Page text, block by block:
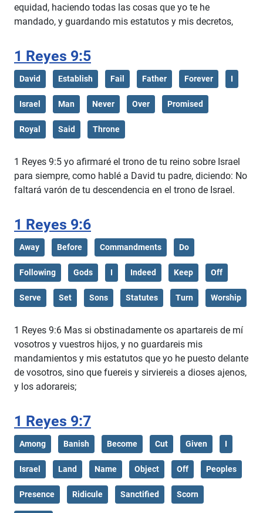
equidad, haciendo todas las cosas que yo te he
mandado, y guardando mis estatutos y mis decretos,
1 Reyes 9:5
David Establish Fail Father Forever I
Israel Man Never Over Promised
Royal Said Throne
1 Reyes 9:5 yo afirmaré el trono de tu reino sobre Israel
para siempre, como hablé a David tu padre, diciendo: No
faltará varón de tu descendencia en el trono de Israel.
1 Reyes 9:6
Away Before Commandments Do
Following Gods I Indeed Keep Off
Serve Set Sons Statutes Turn Worship
1 Reyes 9:6 Mas si obstinadamente os apartareis de mí
vosotros y vuestros hijos, y no guardareis mis
mandamientos y mis estatutos que yo he puesto delante
de vosotros, sino que fuereis y sirviereis a dioses ajenos,
y los adorareis;
1 Reyes 9:7
Among Banish Become Cut Given I
Israel Land Name Object Off Peoples
Presence Ridicule Sanctified Scorn